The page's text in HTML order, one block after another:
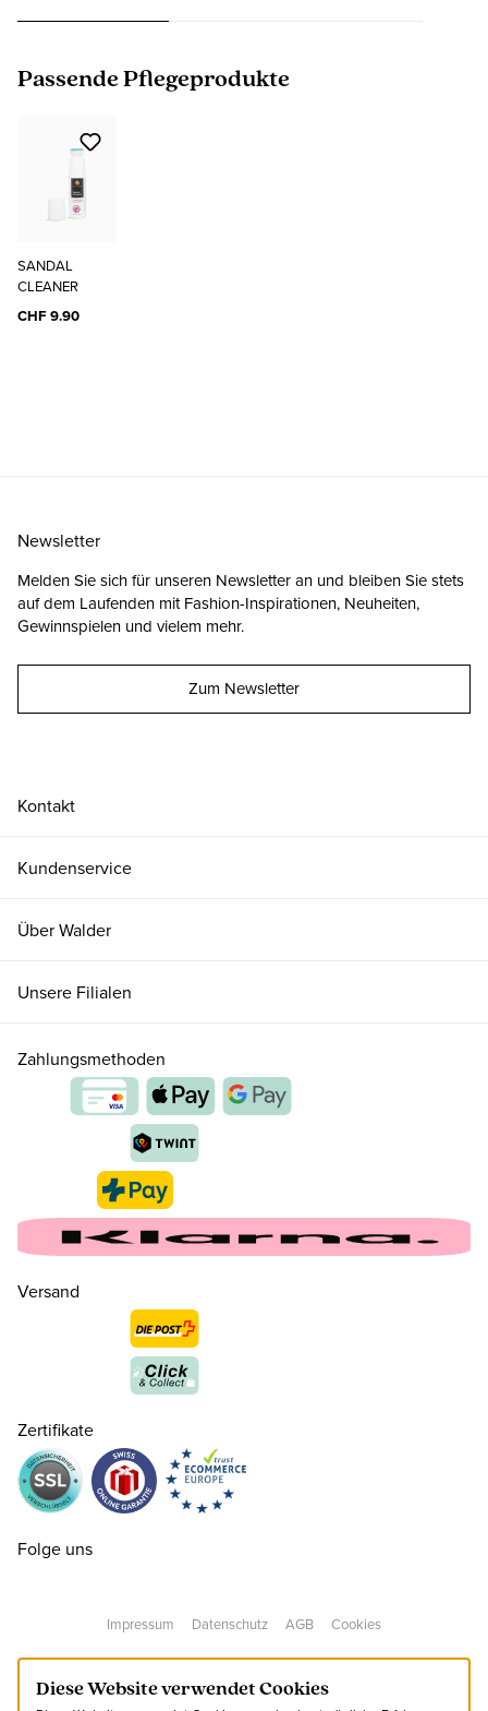
36 ( 3½ ) CHF 169.00 nur noch wenige verfügbar
37 ( 4 ) CHF 169.00
CHF 169.00
38 ( 5 ) CHF 169.00
39 ( 5½ ) CHF 169.00
40 ( 6½ ) CHF 169.00
Produktgalerie überspringen
Passende Pflegeprodukte
SANDAL
CLEANER
CHF 9.90
Kontakt
Kundenservice
Über Walder
Unsere Filialen
Newsletter
Melden Sie sich für unseren Newsletter an und bleiben Sie stets
auf dem Laufenden mit Fashion-Inspirationen, Neuheiten,
Gewinnspielen und vielem mehr.
Zum Newsletter
Zahlungsmethoden
Versand
Zertifikate
Folge uns
Impressum Datenschutz AGB Cookies
Diese Website verwendet Cookies